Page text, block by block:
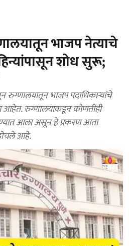
भाजप नेत्याचे
शोध सुरू;
भाजप पदाधिकाऱ्यांचे
आहेत. रुग्णालयाकडून कोणतीही
आला असून हे प्रकरण आता
आहे.